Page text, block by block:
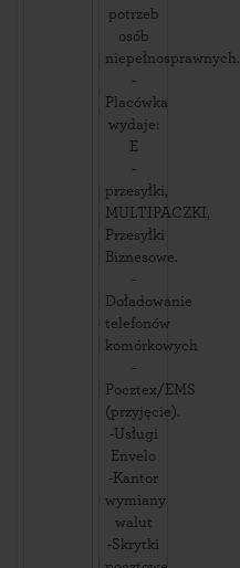
potrzeb
osób
niepełnosprawnych.
-
Placówka
wydaje:
E
-
przesyłki,
MULTIPACZKI,
Przesyłki
Biznesowe.
-
Doładowanie
telefonów
komórkowych
-
Pocztex/EMS
(przyjęcie).
-Usługi
Envelo
-Kantor
wymiany
walut
-Skrytki